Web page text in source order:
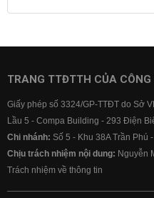
Lãi suất tiết kiệm
Lãi
Lãi suất ngân hàng
Lãi suất ngân hàng
TRANG TTĐTTH CỦA CÔNG
Giấy phép số 3324/GP-TTĐT do Sở
Lầu 5 - Compa Building - 293 Điện
Chi nhánh: Số 5 - Khu 38A Trần Phú
Chịu trách nhiệm nội dung: Nguyễn
Trách nhiệm về thông tin